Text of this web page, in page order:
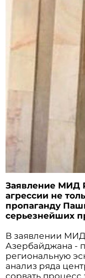
Заявление МИД
агрессии не
пропаганду
серьезнейших
В заявлении МИД
Азербайджана -
региональную
анализ ряда
сорвать